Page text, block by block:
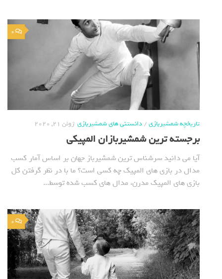
0
تاریخچه شمشیربازی/دانستنی های شمشیربازی ژوئن 21, 2020
برجسته ترین شمشیربازان المپیکی
آیا می دانید سرشناس ترین شمشیرباز جهان بر اساس آمار کسب
مدال در بازی های المپیک چه کسی است؟ ما با در نظر گرفتن کل
بازی های المپیک مدرن، مدال های کسب شده توسط...
0